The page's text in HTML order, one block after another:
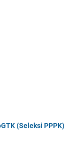
(Seleksi PPPK)